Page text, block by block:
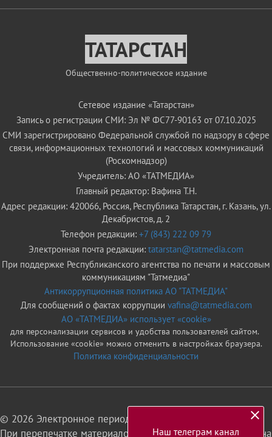
ТАТАРСТАН
Общественно-политическое издание
Сетевое издание «Татарстан»
Запись о регистрации СМИ: Эл № ФС77-90163 от 07.10.2025
СМИ зарегистрировано Федеральной службой по надзору в сфере
связи, информационных технологий и массовых коммуникаций
(Роскомнадзор)
Учредитель: АО «ТАТМЕДИА»
Главный редактор: Вафина Т.Н.
Адрес редакции: 420066, Россия, Республика Татарстан, г. Казань, ул.
Декабристов, д. 2
Телефон редакции: +7 (843) 222 09 79
Электронная почта редакции: tatarstan@tatmedia.com
При поддержке Республиканского агентства по печати и массовым
коммуникациям "Татмедиа"
Антикоррупционная политика АО "ТАТМЕДИА"
Для сообщений о фактах коррупции vafina@tatmedia.com
АО «ТАТМЕДИА» использует «cookie»
для персонализации сервисов и удобства пользователей сайтом.
Использование «cookie» можно отменить в настройках браузера.
Политика конфиденциальности
© 2026 Электронное периодическое издание «Татарстан»
При перепечатке материалов или их фрагментов ссылка на
Наш телеграм канал